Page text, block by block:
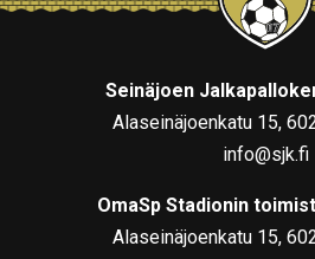
Seinäjoen
Alaseinäjoenkatu 15,
info@sjk.fi
OmaSp Stadionin
Alaseinäjoenkatu 15,